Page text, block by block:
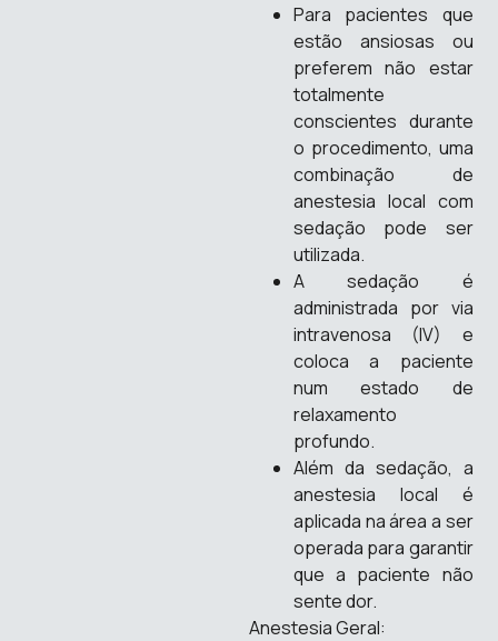
Para pacientes que
estão ansiosas ou
preferem não estar
totalmente
conscientes durante
o procedimento, uma
combinação de
anestesia local com
sedação pode ser
utilizada.
A sedação é
administrada por via
intravenosa (IV) e
coloca a paciente
num estado de
relaxamento
profundo.
Além da sedação, a
anestesia local é
aplicada na área a ser
operada para garantir
que a paciente não
sente dor.
Anestesia Geral: